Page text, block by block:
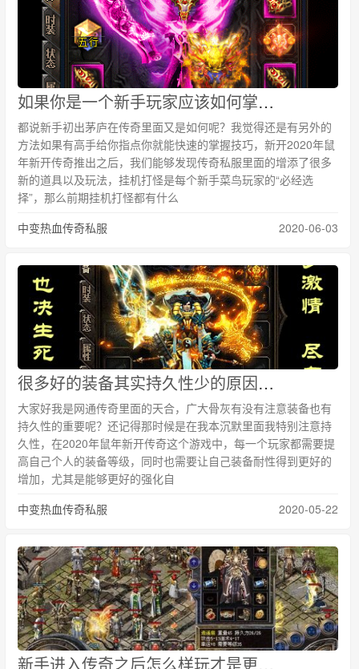
如果你是一个新手玩家应该如何掌握技巧进入传奇里面快速发挥呢？
都说新手初出茅庐在传奇里面又是如何呢？我觉得还是有另外的
方法如果有高手给你指点你就能快速的掌握技巧，新开2020年鼠
年新开传奇推出之后，我们能够发现传奇私服里面的增添了很多
新的道具以及玩法，挂机打怪是每个新手菜鸟玩家的“必经选
择”，那么前期挂机打怪都有什么
中变热血传奇私服
2020-06-03
很多好的装备其实持久性少的原因就是让你的装备不小心就烂掉！
大家好我是网通传奇里面的天合，广大骨灰有没有注意装备也有
持久性的重要呢？还记得那时候是在我本沉默里面我特别注意持
久性，在2020年鼠年新开传奇这个游戏中，每一个玩家都需要提
高自己个人的装备等级，同时也需要让自己装备耐性得到更好的
增加，尤其是能够更好的强化自
中变热血传奇私服
2020-05-22
新手进入传奇之后怎么样玩才是更快升级的？